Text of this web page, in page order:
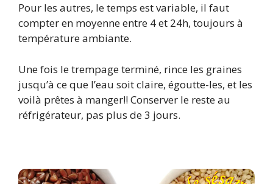
Pour les autres, le temps est variable, il faut
compter en moyenne entre 4 et 24h, toujours à
température ambiante.
Une fois le trempage terminé, rince les graines
jusqu’à ce que l’eau soit claire, égoutte-les, et les
voilà prêtes à manger!! Conserver le reste au
réfrigérateur, pas plus de 3 jours.